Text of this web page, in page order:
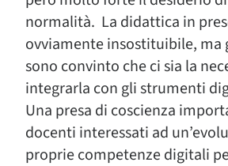
normalità. La didattica in
ovviamente insostituibile, ma
sono convinto che ci sia la
integrarla con gli strumenti
Una presa di coscienza
docenti interessati ad
proprie competenze digitali